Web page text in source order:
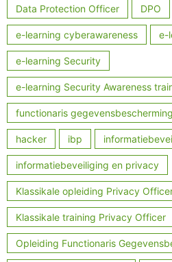
Data Protection Officer DPO
e-learning cyberawareness e-
e-learning Security
e-learning Security Awareness
functionaris gegevensbescherming
hacker ibp
informatiebeveiliging en privacy
Klassikale opleiding Privacy
Klassikale training Privacy Officer
Opleiding Functionaris